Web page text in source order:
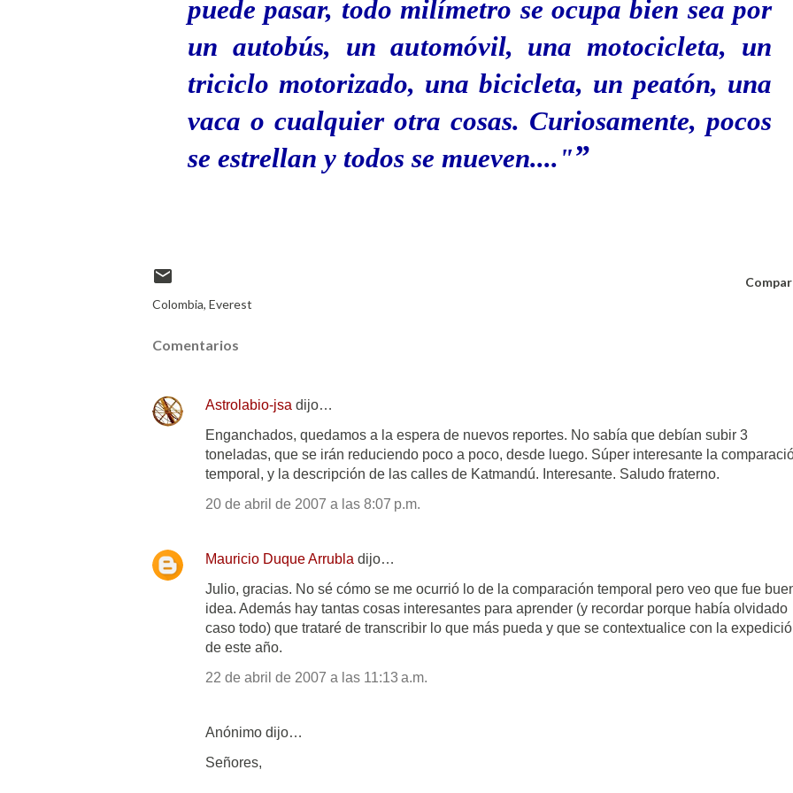
puede pasar, todo milímetro se ocupa bien sea por
un autobús, un automóvil, una motocicleta, un
triciclo motorizado, una bicicleta, un peatón, una
vaca o cualquier otra cosas. Curiosamente, pocos
se estrellan y todos se mueven...."
Colombia Everest
Comentarios
Astrolabio-jsa dijo…
Enganchados, quedamos a la espera de nuevos reportes. No sabía que debían subir 3
toneladas, que se irán reduciendo poco a poco, desde luego. Súper interesante la
temporal, y la descripción de las calles de Katmandú. Interesante. Saludo fraterno.
20 de abril de 2007 a las 8:07 p.m.
Mauricio Duque Arrubla dijo…
Julio, gracias. No sé cómo se me ocurrió lo de la comparación temporal pero veo que fue
idea. Además hay tantas cosas interesantes para aprender (y recordar porque había olvidado
caso todo) que trataré de transcribir lo que más pueda y que se contextualice con la
de este año.
22 de abril de 2007 a las 11:13 a.m.
Anónimo dijo…
Señores,